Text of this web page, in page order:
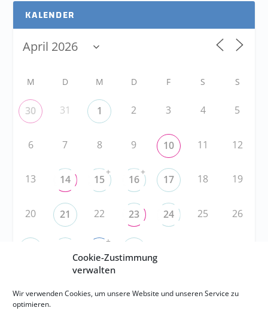
Cookie-Zustimmung
verwalten
Wir verwenden Cookies, um unsere Website und unseren Service zu
optimieren.
KALENDER
M D M D F S S
30 31 1 2 3 4 5
6 7 8 9 10 11 12
13 14 15
+
16
+
17 18 19
20 21 22 23 24 25 26
+
RSS